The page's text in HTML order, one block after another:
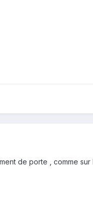
de porte , comme sur